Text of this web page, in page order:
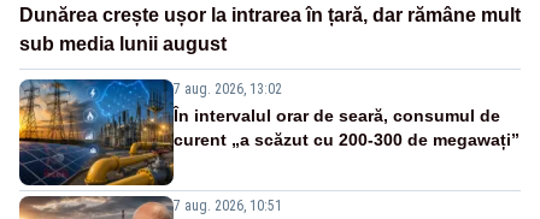
Dunărea crește ușor la intrarea în țară, dar rămâne mult
sub media lunii august
7 aug. 2026, 13:02
În intervalul orar de seară, consumul de
curent „a scăzut cu 200-300 de megawați”
7 aug. 2026, 10:51